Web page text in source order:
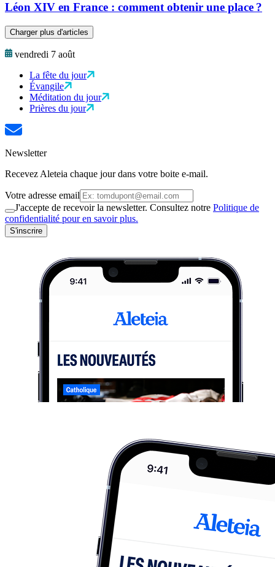
Léon XIV en France : comment obtenir une place ?
Charger plus d'articles
vendredi 7 août
La fête du jour
Évangile
Méditation du jour
Prières du jour
Newsletter
Recevez Aleteia chaque jour dans votre boite e-mail.
Votre adresse email
J'accepte de recevoir la newsletter. Consultez notre Politique de
confidentialité pour en savoir plus.
S'inscrire